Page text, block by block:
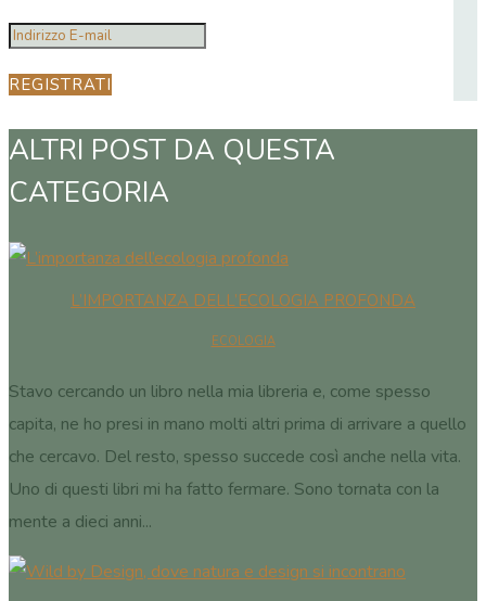
REGISTRATI
ALTRI POST DA QUESTA
CATEGORIA
L’IMPORTANZA DELL’ECOLOGIA PROFONDA
ECOLOGIA
Stavo cercando un libro nella mia libreria e, come spesso
capita, ne ho presi in mano molti altri prima di arrivare a quello
che cercavo. Del resto, spesso succede così anche nella vita.
Uno di questi libri mi ha fatto fermare. Sono tornata con la
mente a dieci anni...